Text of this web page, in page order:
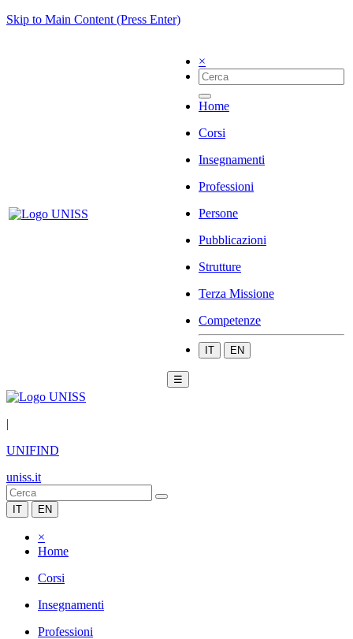
Skip to Main Content (Press Enter)
×
Home
Corsi
Insegnamenti
Professioni
Persone
Pubblicazioni
Strutture
Terza Missione
Competenze
IT EN
☰
|
UNIFIND
uniss.it
IT EN
×
Home
Corsi
Insegnamenti
Professioni